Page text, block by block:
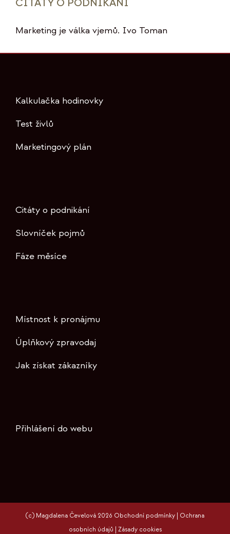
CITÁTY O PODNIKÁNÍ
Marketing je válka vjemů. Ivo Toman
Kalkulačka hodinovky
Test živlů
Marketingový plán
Citáty o podnikání
Slovníček pojmů
Fáze měsíce
Místnost k pronájmu
Úplňkový zpravodaj
Jak získat zákazníky
Přihlášení do webu
(c) Magdalena Čevelová 2026 Obchodní podmínky
Ochrana
osobních údajů
Zásady cookies